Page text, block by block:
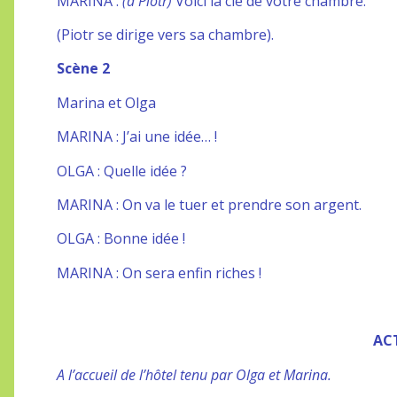
(Piotr se dirige vers sa chambre).
Scène 2
Marina et Olga
MARINA : J’ai une idée… !
OLGA : Quelle idée ?
MARINA : On va le tuer et prendre son argent.
OLGA : Bonne idée !
MARINA : On sera enfin riches !
A l’accueil de l’hôtel tenu par Olga et Marina.